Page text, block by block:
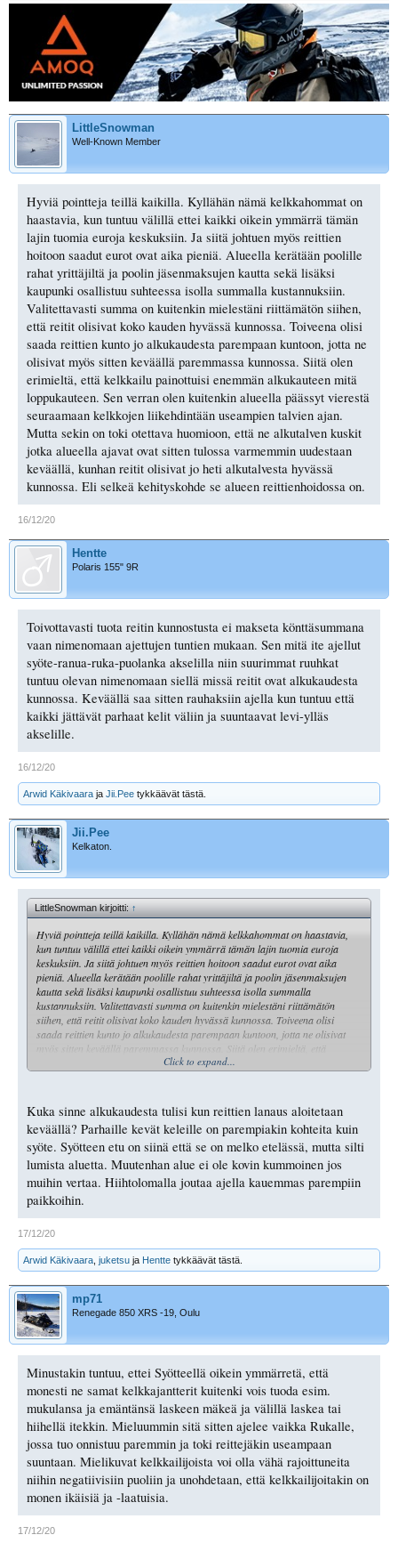
LittleSnowman
Well-Known Member
Hyviä pointteja teillä kaikilla. Kyllähän nämä kelkkahommat on
haastavia, kun tuntuu välillä ettei kaikki oikein ymmärrä tämän
lajin tuomia euroja keskuksiin. Ja siitä johtuen myös reittien
hoitoon saadut eurot ovat aika pieniä. Alueella kerätään poolille
rahat yrittäjiltä ja poolin jäsenmaksujen kautta sekä lisäksi
kaupunki osallistuu suhteessa isolla summalla kustannuksiin.
Valitettavasti summa on kuitenkin mielestäni riittämätön siihen,
että reitit olisivat koko kauden hyvässä kunnossa. Toiveena olisi
saada reittien kunto jo alkukaudesta parempaan kuntoon, jotta ne
olisivat myös sitten keväällä paremmassa kunnossa. Siitä olen
erimieltä, että kelkkailu painottuisi enemmän alkukauteen mitä
loppukauteen. Sen verran olen kuitenkin alueella päässyt vierestä
seuraamaan kelkkojen liikehdintään useampien talvien ajan.
Mutta sekin on toki otettava huomioon, että ne alkutalven kuskit
jotka alueella ajavat ovat sitten tulossa varmemmin uudestaan
keväällä, kunhan reitit olisivat jo heti alkutalvesta hyvässä
kunnossa. Eli selkeä kehityskohde se alueen reittienhoidossa on.
16/12/20
Hentte
Polaris 155" 9R
Toivottavasti tuota reitin kunnostusta ei makseta könttäsummana
vaan nimenomaan ajettujen tuntien mukaan. Sen mitä ite ajellut
syöte-ranua-ruka-puolanka akselilla niin suurimmat ruuhkat
tuntuu olevan nimenomaan siellä missä reitit ovat alkukaudesta
kunnossa. Keväällä saa sitten rauhaksiin ajella kun tuntuu että
kaikki jättävät parhaat kelit väliin ja suuntaavat levi-ylläs
akselille.
16/12/20
Arwid Käkivaara ja Jii.Pee tykkäävät tästä.
Jii.Pee
Kelkaton.
LittleSnowman kirjoitti:↑
Hyviä pointteja teillä kaikilla. Kyllähän nämä kelkkahommat on haastavia,
kun tuntuu välillä ettei kaikki oikein ymmärrä tämän lajin tuomia euroja
keskuksiin. Ja siitä johtuen myös reittien hoitoon saadut eurot ovat aika
pieniä. Alueella kerätään poolille rahat yrittäjiltä ja poolin jäsenmaksujen
kautta sekä lisäksi kaupunki osallistuu suhteessa isolla summalla
kustannuksiin. Valitettavasti summa on kuitenkin mielestäni riittämätön
siihen, että reitit olisivat koko kauden hyvässä kunnossa. Toiveena olisi
saada reittien kunto jo alkukaudesta parempaan kuntoon, jotta ne olisivat
myös sitten keväällä paremmassa kunnossa. Siitä olen erimieltä, että
kelkkailu painottuisi enemmän alkukauteen mitä loppukauteen. Sen verran
alkutalven kuskit jotka alueella ajavat ovat sitten tulossa varmemmin
uudestaan keväällä, kunhan reitit olisivat jo heti alkutalvesta hyvässä
kunnossa. Eli selkeä kehityskohde se alueen reittienhoidossa on.
Click to expand...
Kuka sinne alkukaudesta tulisi kun reittien lanaus aloitetaan
keväällä? Parhaille kevät keleille on parempiakin kohteita kuin
syöte. Syötteen etu on siinä että se on melko etelässä, mutta silti
lumista aluetta. Muutenhan alue ei ole kovin kummoinen jos
muihin vertaa. Hiihtolomalla joutaa ajella kauemmas parempiin
paikkoihin.
17/12/20
Arwid Käkivaara juketsu ja Hentte tykkäävät tästä.
mp71
Renegade 850 XRS -19, Oulu
Minustakin tuntuu, ettei Syötteellä oikein ymmärretä, että
monesti ne samat kelkkajantterit kuitenki vois tuoda esim.
mukulansa ja emäntänsä laskeen mäkeä ja välillä laskea tai
hiihellä itekkin. Mieluummin sitä sitten ajelee vaikka Rukalle,
jossa tuo onnistuu paremmin ja toki reittejäkin useampaan
suuntaan. Mielikuvat kelkkailijoista voi olla vähä rajoittuneita
niihin negatiivisiin puoliin ja unohdetaan, että kelkkailijoitakin on
monen ikäisiä ja -laatuisia.
17/12/20